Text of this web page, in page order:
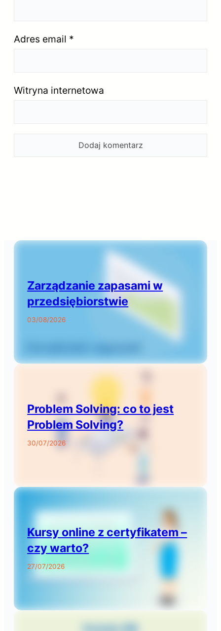
Adres email *
Witryna internetowa
Zarządzanie zapasami w
przedsiębiorstwie
03/08/2026
Problem Solving: co to jest
Problem Solving?
30/07/2026
Kursy online z certyfikatem –
czy warto?
27/07/2026